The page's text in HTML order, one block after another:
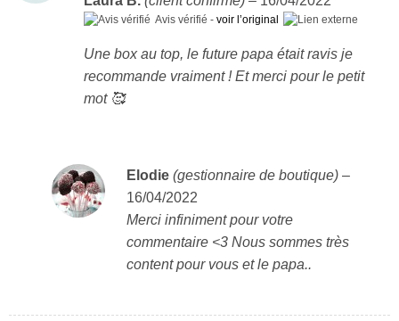
Avis vérifié - voir l’original
Une box au top, le future papa était ravis je
recommande vraiment ! Et merci pour le petit
mot 🥰
Elodie (gestionnaire de boutique) –
16/04/2022
Merci infiniment pour votre
commentaire <3 Nous sommes très
content pour vous et le papa..